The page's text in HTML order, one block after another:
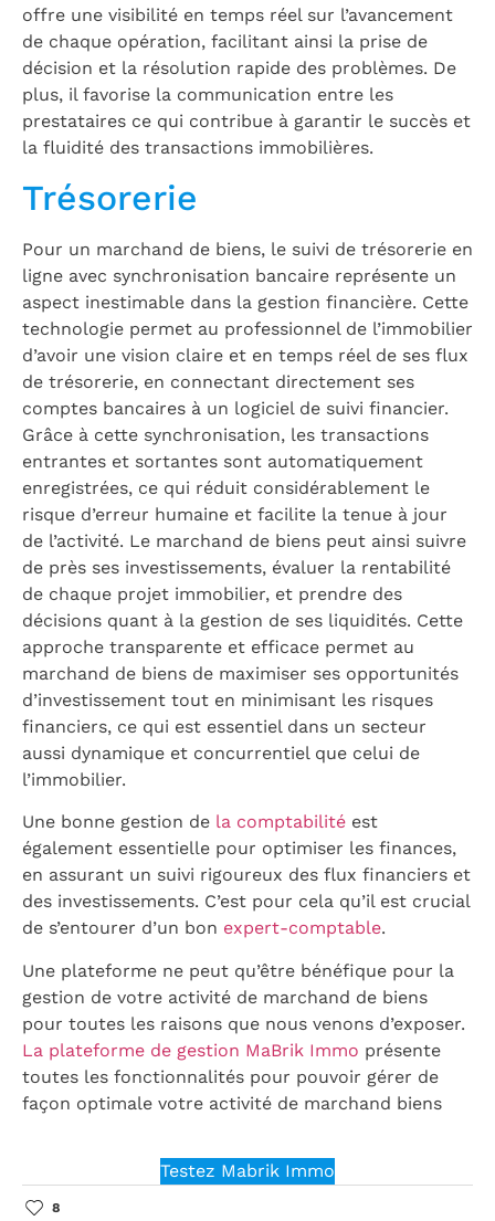
offre une visibilité en temps réel sur l’avancement
de chaque opération, facilitant ainsi la prise de
décision et la résolution rapide des problèmes. De
plus, il favorise la communication entre les
prestataires ce qui contribue à garantir le succès et
la fluidité des transactions immobilières.
Trésorerie
Pour un marchand de biens, le suivi de trésorerie en
ligne avec synchronisation bancaire représente un
aspect inestimable dans la gestion financière. Cette
technologie permet au professionnel de l’immobilier
d’avoir une vision claire et en temps réel de ses flux
de trésorerie, en connectant directement ses
comptes bancaires à un logiciel de suivi financier.
Grâce à cette synchronisation, les transactions
entrantes et sortantes sont automatiquement
enregistrées, ce qui réduit considérablement le
risque d’erreur humaine et facilite la tenue à jour
de l’activité. Le marchand de biens peut ainsi suivre
de près ses investissements, évaluer la rentabilité
de chaque projet immobilier, et prendre des
décisions quant à la gestion de ses liquidités. Cette
approche transparente et efficace permet au
marchand de biens de maximiser ses opportunités
d’investissement tout en minimisant les risques
financiers, ce qui est essentiel dans un secteur
aussi dynamique et concurrentiel que celui de
l’immobilier.
Une bonne gestion de la comptabilité est
également essentielle pour optimiser les finances,
en assurant un suivi rigoureux des flux financiers et
des investissements. C’est pour cela qu’il est crucial
de s’entourer d’un bon expert-comptable.
Une plateforme ne peut qu’être bénéfique pour la
gestion de votre activité de marchand de biens
pour toutes les raisons que nous venons d’exposer.
La plateforme de gestion MaBrik Immo présente
toutes les fonctionnalités pour pouvoir gérer de
façon optimale votre activité de marchand biens
Testez Mabrik Immo
8